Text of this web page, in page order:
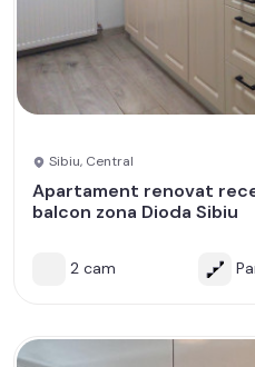
Sibiu, Central
Apartament renovat
balcon zona Dioda Sibiu
2 cam